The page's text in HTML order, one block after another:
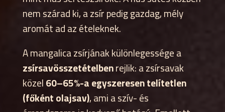
nem szárad ki, a zsír pedig gazdag, mély
aromát ad az ételeknek.
A mangalica zsírjának különlegessége a
zsírsavösszetételbenrejlik: a zsírsavak
közel60–65%-a egyszeresen telítetlen
(főként olajsav), ami a szív- és